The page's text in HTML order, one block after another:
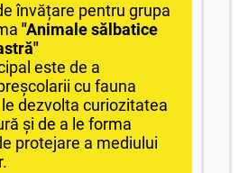
învățare pentru grupa
"Animale sălbatice
este de a
cu fauna
le dezvolta curiozitatea
și de a le forma
protejare a mediului